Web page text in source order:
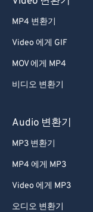
MP4 변환기
Video 에게 GIF
MOV 에게 MP4
비디오 변환기
Audio 변환기
MP3 변환기
MP4 에게 MP3
Video 에게 MP3
오디오 변환기